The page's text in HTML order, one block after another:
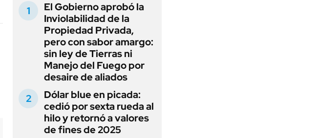
El Gobierno aprobó la
Inviolabilidad de la
Propiedad Privada,
pero con sabor amargo:
sin ley de Tierras ni
Manejo del Fuego por
desaire de aliados
Dólar blue en picada:
cedió por sexta rueda al
hilo y retornó a valores
de fines de 2025